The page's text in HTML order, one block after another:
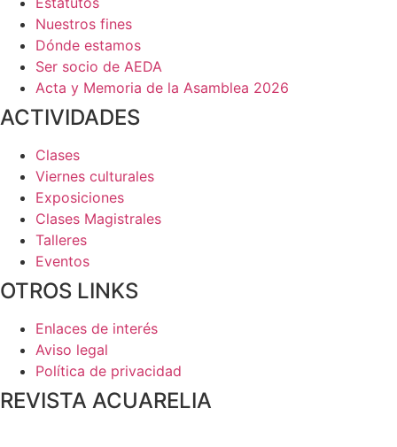
Nuestros fines
Dónde estamos
Ser socio de AEDA
Acta y Memoria de la Asamblea 2026
ACTIVIDADES
Clases
Viernes culturales
Exposiciones
Clases Magistrales
Talleres
Eventos
OTROS LINKS
Enlaces de interés
Aviso legal
Política de privacidad
REVISTA ACUARELIA